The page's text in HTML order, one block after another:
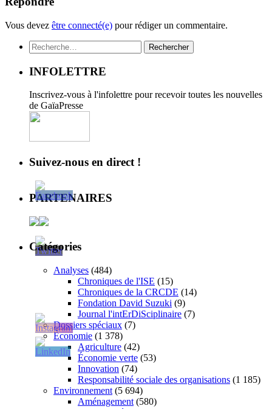
Vous devez être connecté(e) pour rédiger un commentaire.
Rechercher :
INFOLETTRE
Inscrivez-vous à l'infolettre pour recevoir toutes les nouvelles
de GaïaPresse
Suivez-nous en direct !
PARTENAIRES
Catégories
Analyses (484)
Chroniques de l'ISE (15)
Chroniques de la CRCDE (14)
Fondation David Suzuki (9)
Journal l'intErDiSciplinaire (7)
Dossiers spéciaux (7)
Économie (1 378)
Agriculture (42)
Économie verte (53)
Innovation (74)
Responsabilité sociale des organisations (1 185)
Environnement (5 694)
Aménagement (580)